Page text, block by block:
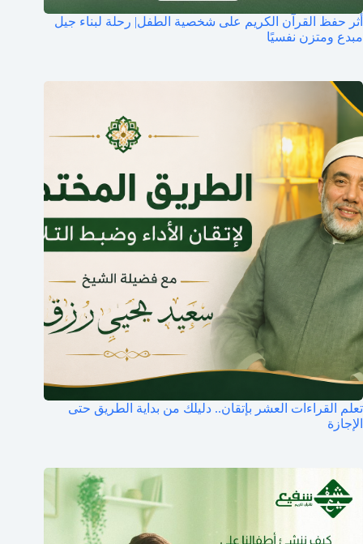
أثر حفظ القرآن الكريم على شخصية الطفل| رحلة لبناء جيل
مبدع ومتزن نفسيًا
تعلم القراءات العشر بإتقان.. دليلك من بداية الطريق حتى
الإجازة